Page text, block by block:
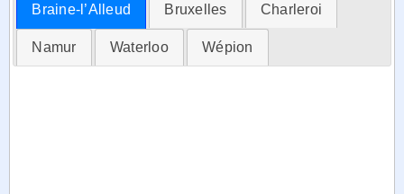
Braine-l’Alleud Bruxelles Charleroi
Namur Waterloo Wépion